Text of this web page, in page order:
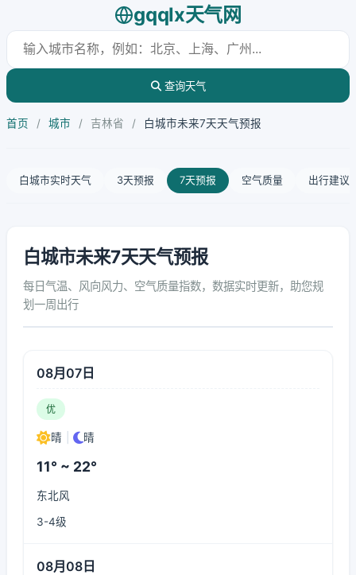
gqqlx天气网
查询天气
首页 / 城市 / 吉林省 / 白城市未来7天天气预报
白城市实时天气 3天预报 7天预报 空气质量 出行建议
白城市未来7天天气预报
每日气温、风向风力、空气质量指数，数据实时更新，助您规
划一周出行
08月07日
优
晴 晴
11° ~ 22°
东北风
3-4级
08月08日